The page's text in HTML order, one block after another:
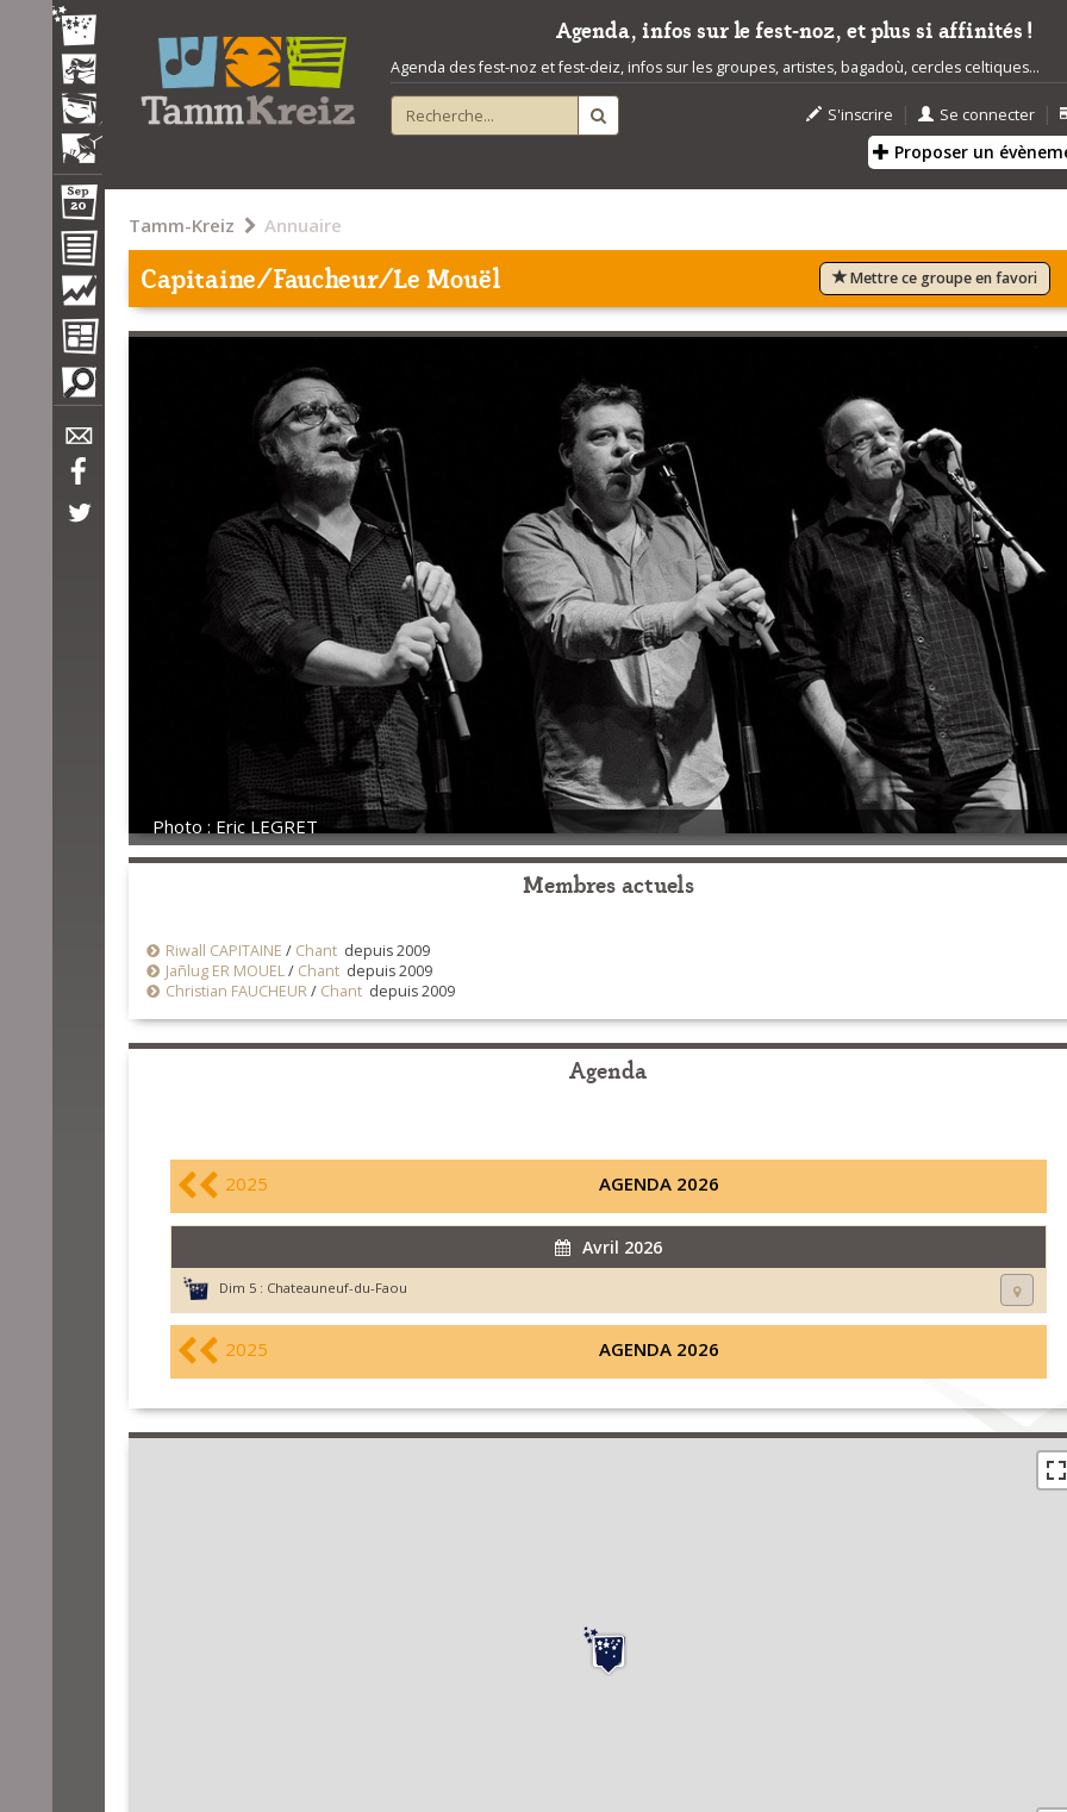
Agenda, infos sur le fest-noz, et plus si affinités !
Agenda des fest-noz et fest-deiz, infos sur les groupes, artistes, bagadoù, cercles celtiques...
S'inscrire | Se connecter |
Proposer un
Tamm-Kreiz Annuaire
Capitaine/Faucheur/Le Mouël Mettre ce groupe en favori
Photo : Eric LEGRET
Membres actuels
Riwall CAPITAINE / Chantdepuis 2009
Jañlug ER MOUEL/ Chantdepuis 2009
Christian FAUCHEUR/ Chantdepuis 2009
Agenda
2025 AGENDA 2026
Avril 2026
Dim 5 : Chateauneuf-du-Faou
2025 AGENDA 2026